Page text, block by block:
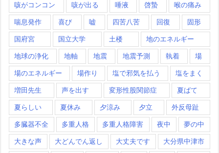
咳がコンコン 咳が出る 唾液 啓蟄 喉の痛み
喘息発作 喜び 嘘 四苦八苦 回復 固形
国府宮 国立大学 土楼 地のエネルギー
地球の浄化 地軸 地震 地震予測 執着 場
場のエネルギー 場作り 塩で邪気を払う 塩をまく
増田先生 声を出す 変形性股関節症 夏ばて
夏らしい 夏休み 夕涼み 夕立 外反母趾
多臓器不全 多重人格 多重人格障害 夜中 夢の中
大きな声 大どんでん返し 大丈夫です 大分県中津市